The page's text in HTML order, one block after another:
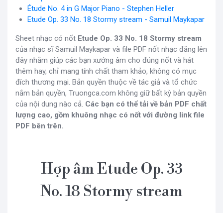
Étude No. 4 in G Major Piano - Stephen Heller
Etude Op. 33 No. 18 Stormy stream - Samuil Maykapar
Sheet nhạc có nốt Etude Op. 33 No. 18 Stormy stream
của nhạc sĩ Samuil Maykapar và file PDF nốt nhạc đăng lên
đây nhằm giúp các bạn xướng âm cho đúng nốt và hát
thêm hay, chỉ mang tính chất tham khảo, không có mục
đích thương mại. Bản quyền thuộc về tác giả và tổ chức
nắm bản quyền, Truongca.com không giữ bất kỳ bản quyền
của nội dung nào cả. Các bạn có thể tải về bản PDF chất
lượng cao, gồm khuông nhạc có nốt với đường link file
PDF bên trên.
Hợp âm Etude Op. 33
No. 18 Stormy stream